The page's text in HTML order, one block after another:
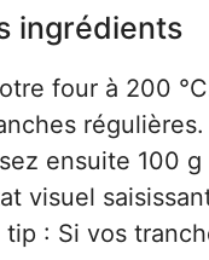
ingrédients
four à 200
ensuite 100
visuel
: Si vos